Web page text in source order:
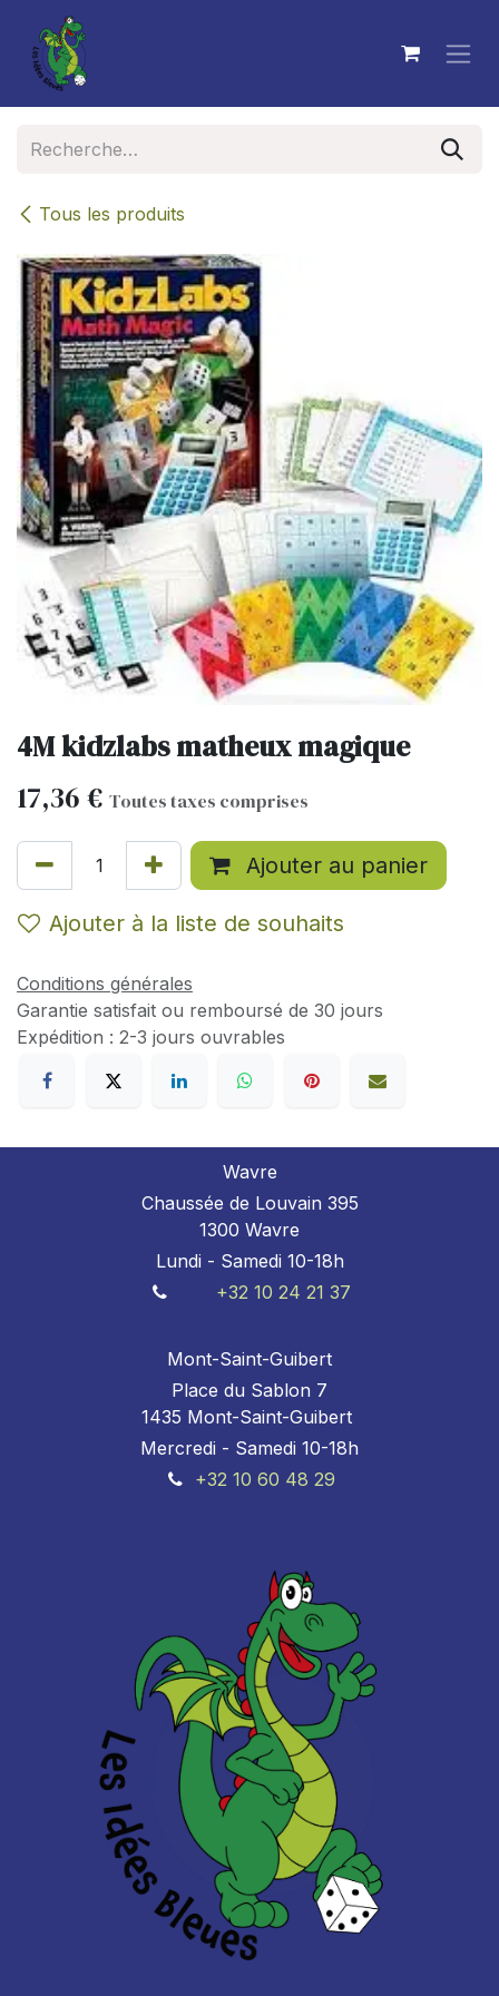
Se rendre au contenu
Tous les produits
4M kidzlabs matheux magique
17,36 € Toutes taxes comprises
Ajouter au panier
Ajouter à la liste de souhaits
Conditions générales
Garantie satisfait ou remboursé de 30 jours
Expédition : 2-3 jours ouvrables
Wavre
Chaussée de Louvain 395
1300 Wavre
Lundi - Samedi 10-18h
+32 10 24 21 37
Mont-Saint-Guibert
Place du Sablon 7
1435 Mont-Saint-Guibert
Mercredi - Samedi 10-18h
+32 10 60 48 29